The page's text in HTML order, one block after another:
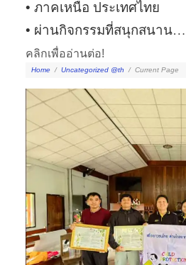
• ภาคเหนือ ประเทศไทย
• ผ่านกิจกรรมที่สนุกสนาน…
คลิกเพื่ออ่านต่อ!
Home / Uncategorized @th / Current Page